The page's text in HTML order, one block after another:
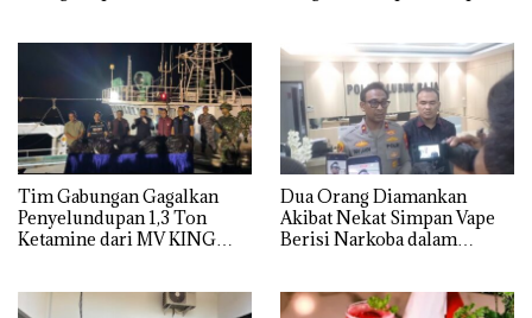
Tim Gabungan Gagalkan
Penyelundupan 1,3 Ton
Ketamine dari MV KING
Dua Orang Diamankan
Akibat Nekat Simpan Vape
Berisi Narkoba dalam